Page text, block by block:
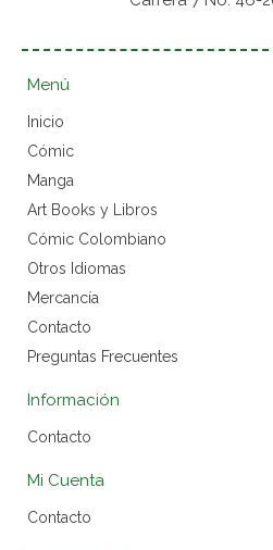
Menú
Inicio
Cómic
Manga
Art Books y Libros
Cómic Colombiano
Otros Idiomas
Mercancía
Contacto
Preguntas Frecuentes
Información
Contacto
Mi Cuenta
Contacto